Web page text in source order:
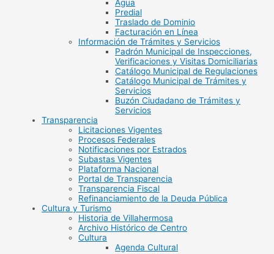
Agua
Predial
Traslado de Dominio
Facturación en Línea
Información de Trámites y Servicios
Padrón Municipal de Inspecciones,
Verificaciones y Visitas Domiciliarias
Catálogo Municipal de Regulaciones
Catálogo Municipal de Trámites y
Servicios
Buzón Ciudadano de Trámites y
Servicios
Transparencia
Licitaciones Vigentes
Procesos Federales
Notificaciones por Estrados
Subastas Vigentes
Plataforma Nacional
Portal de Transparencia
Transparencia Fiscal
Refinanciamiento de la Deuda Pública
Cultura y Turismo
Historia de Villahermosa
Archivo Histórico de Centro
Cultura
Agenda Cultural